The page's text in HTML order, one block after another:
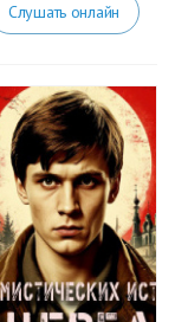
Слушать онлайн